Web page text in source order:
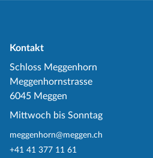
Kontakt
Schloss Meggenhorn
Meggenhornstrasse
6045 Meggen
Mittwoch bis Sonntag
meggenhorn@meggen.ch
+41 41 377 11 61